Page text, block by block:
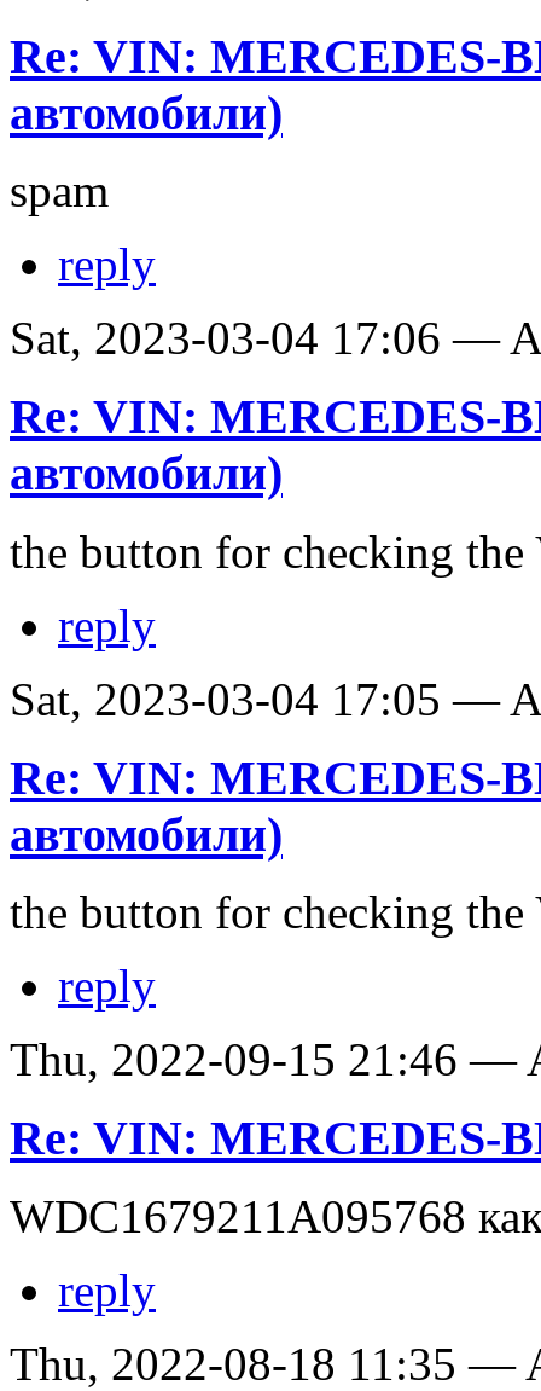
Re: VIN: MERCEDES-
автомобили)
spam
reply
Sat, 2023-03-04 17:06 —
Re: VIN: MERCEDES-
автомобили)
the button for checking
reply
Sat, 2023-03-04 17:05 —
Re: VIN: MERCEDES-
автомобили)
the button for checking
reply
Thu, 2022-09-15 21:46 —
Re: VIN: MERCEDES-
WDC1679211A095768
reply
Thu, 2022-08-18 11:35 —